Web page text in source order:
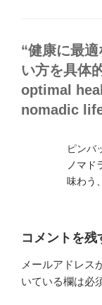
“健康に最
い方を具体
optimal
nomadic
ピンバ
ノマド
味わう
コメントを残
メールアドレス
いている欄は必